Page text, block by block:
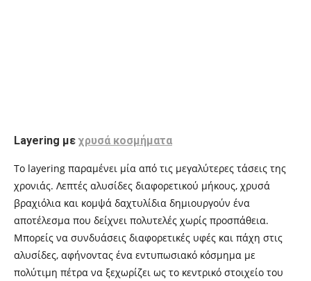
Layering μεχρυσά κοσμήματα
Το layering παραμένει μία από τις μεγαλύτερες τάσεις της
χρονιάς. Λεπτές αλυσίδες διαφορετικού μήκους, χρυσά
βραχιόλια και κομψά δαχτυλίδια δημιουργούν ένα
αποτέλεσμα που δείχνει πολυτελές χωρίς προσπάθεια.
Μπορείς να συνδυάσεις διαφορετικές υφές και πάχη στις
αλυσίδες, αφήνοντας ένα εντυπωσιακό κόσμημα με
πολύτιμη πέτρα να ξεχωρίζει ως το κεντρικό στοιχείο του